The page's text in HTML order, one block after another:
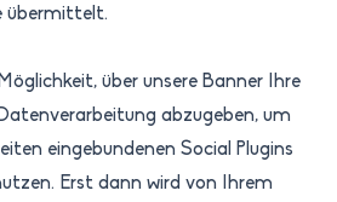
übermittelt.
über unsere Banner Ihre
abzugeben, um
eingebundenen Social Plugins
Erst dann wird von Ihrem